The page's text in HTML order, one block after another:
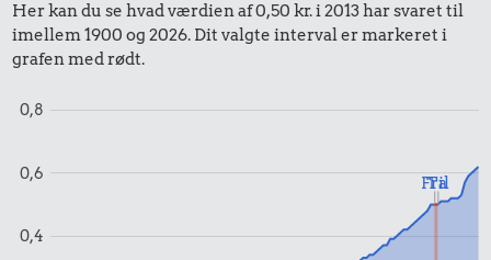
Her kan du se hvad værdien af 0,50 kr. i 2013 har svaret til
imellem 1900 og 2026. Dit valgte interval er markeret i
grafen med rødt.
0,4
0,6
0,8
Fra
Til